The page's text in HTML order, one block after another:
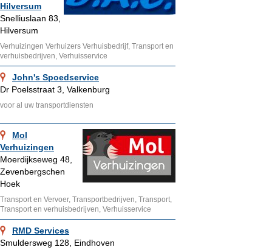
Hilversum
Snelliuslaan 83,
Hilversum
Verhuizingen Verhuizers Verhuisbedrijf, Transport en
verhuisbedrijven, Verhuisservice
John's Spoedservice
Dr Poelsstraat 3, Valkenburg
voor al uw transportdiensten
Mol
Verhuizingen
Moerdijkseweg 48,
Zevenbergschen
Hoek
Transport en Vervoer, Transportbedrijven, Transport,
Transport en verhuisbedrijven, Verhuisservice
RMD Services
Smuldersweg 128, Eindhoven